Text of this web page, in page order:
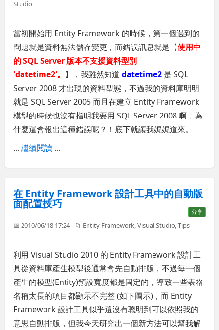
Studio
當初開始用 Entity Framework 的時候，第一個遇到的
問題就是資料無法儲存變更，而錯誤訊息就是【使用中
的 SQL Server 版本不支援資料型別
'datetime2'。 】，我雖然知道datetime2 是 SQL
Server 2008 才出現的資料型態，不過我的資料庫明明
就是 SQL Server 2005 而且在建立 Entity Framework
模型的時候也沒有指明我要用 SQL Server 2008 啊，為
什麼還會報出這種錯誤呢？！底下就讓我娓娓道來。
...繼續閱讀 ...
在 Entity Framework 設計工具中的自動版
面配置技巧
分享
📅 2010/06/18 17:24 📁 Entity Framework,Visual Studio,Tips
利用 Visual Studio 2010 的 Entity Framework 設計工
具從資料庫產生模型後通常會先自動排版，不過每一個
產生的模型(Entity)預設寬度都是固定的，導致一些表格
名稱太長的項目都顯示不完整 (如下圖示)，而 Entity
Framework 設計工具似乎還沒有聰明到可以依照我的
意思自動排版，但我今天研究出一個新方法可以幫我解